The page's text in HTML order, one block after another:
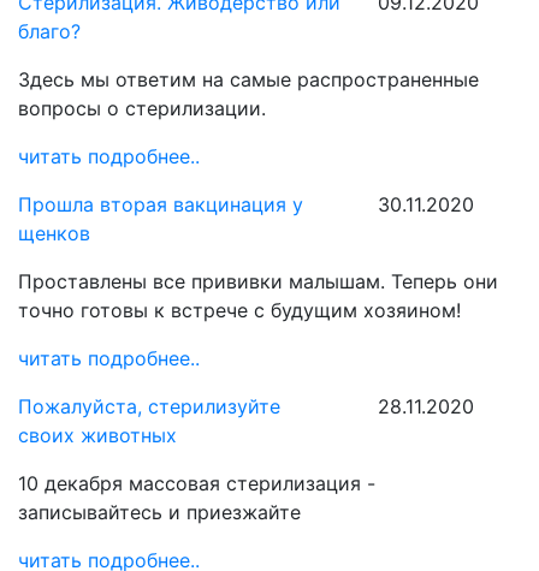
благо?
Здесь мы ответим на самые распространенные
вопросы о стерилизации.
читать подробнее..
Прошла вторая вакцинация у
щенков
30.11.2020
Проставлены все прививки малышам. Теперь они
точно готовы к встрече с будущим хозяином!
читать подробнее..
Пожалуйста, стерилизуйте
своих животных
28.11.2020
10 декабря массовая стерилизация -
записывайтесь и приезжайте
читать подробнее..